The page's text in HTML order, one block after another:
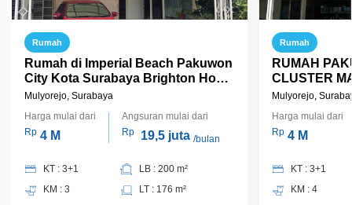
Rumah
Rumah di Imperial Beach Pakuwon
City Kota Surabaya Brighton Home
Manyar
Mulyorejo, Surabaya
Harga mulai dari
Rp 4 M
Angsuran mulai dari
Rp
19,5 juta /bulan
KT : 3+1
KM : 3
LB : 200 m²
LT : 176 m²
Rumah
RUMAH
CLUSTER
Indonesia
Mulyorejo,
Harga mulai dari
Rp 4 M
KT : 3+1
KM : 4